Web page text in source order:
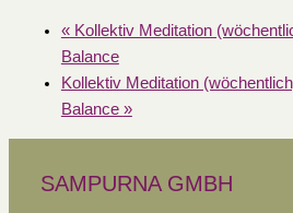
«Kollektiv Meditation
Balance
Kollektiv Meditation
Balance »
SAMPURNA GMBH